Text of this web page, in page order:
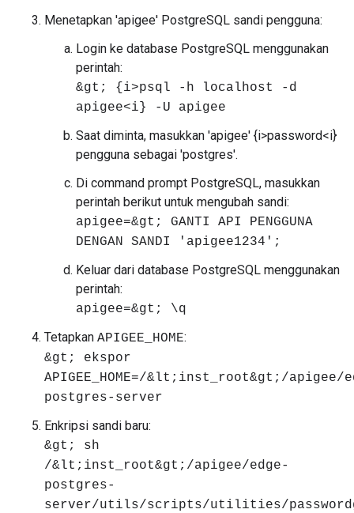
Menetapkan 'apigee' PostgreSQL sandi pengguna:
Login ke database PostgreSQL menggunakan
perintah:
&gt; {i>psql -h localhost -d
apigee<i} -U apigee
Saat diminta, masukkan 'apigee' {i>password<i}
pengguna sebagai 'postgres'.
Di command prompt PostgreSQL, masukkan
perintah berikut untuk mengubah sandi:
apigee=&gt; GANTI API PENGGUNA
DENGAN SANDI 'apigee1234';
Keluar dari database PostgreSQL menggunakan
perintah:
apigee=&gt; \q
Tetapkan APIGEE_HOME:
&gt; ekspor
APIGEE_HOME=/&lt;inst_root&gt;/apigee/
postgres-server
Enkripsi sandi baru:
&gt; sh
/&lt;inst_root&gt;/apigee/edge-
postgres-
server/utils/scripts/utilities/